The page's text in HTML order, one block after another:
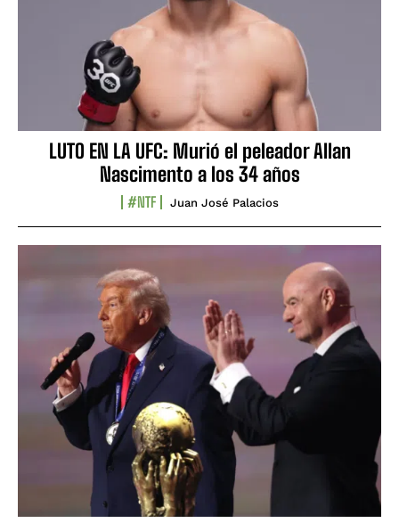
LUTO EN LA UFC: Murió el peleador Allan
Nascimento a los 34 años
#NTF Juan José Palacios